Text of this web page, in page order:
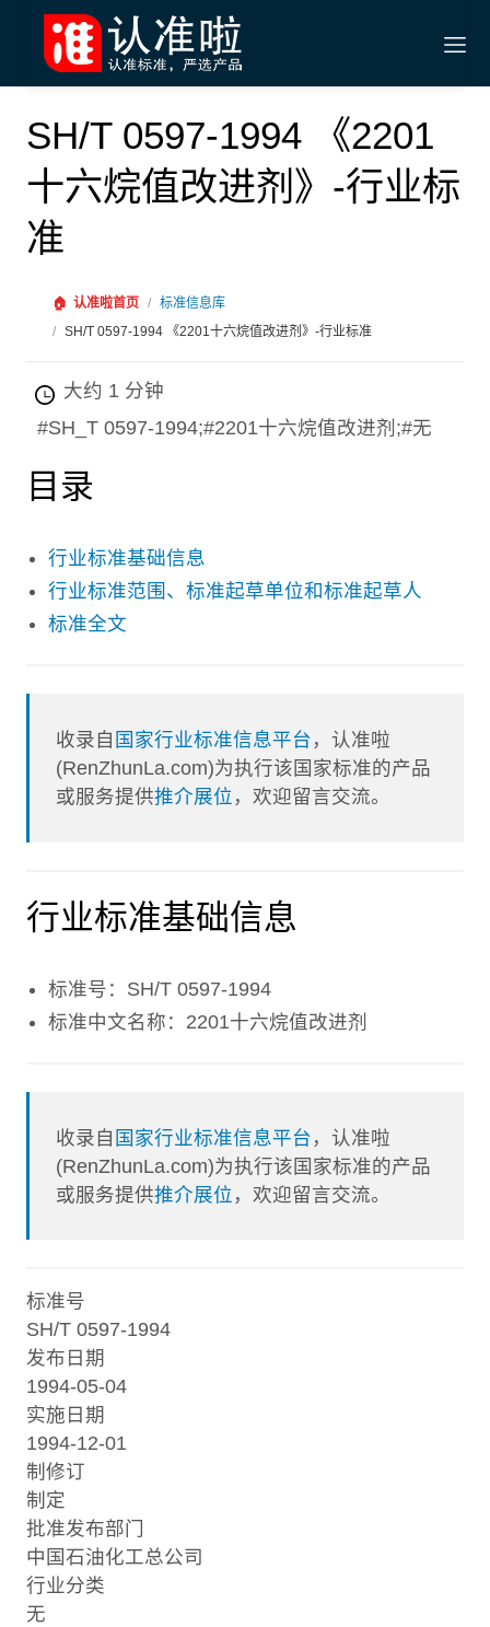
SH/T 0597-1994 《2201
十六烷值改进剂》-行业标
准
🏠 认准啦首页 / 标准信息库
/ SH/T 0597-1994 《2201十六烷值改进剂》-行业标准
大约 1 分钟
#SH_T 0597-1994;#2201十六烷值改进剂;#无
目录
行业标准基础信息
行业标准范围、标准起草单位和标准起草人
标准全文
收录自 国家行业标准信息平台 ，认准啦
(RenZhunLa.com)为执行该国家标准的产品
或服务提供推介展位 ，欢迎留言交流。
行业标准基础信息
标准号：SH/T 0597-1994
标准中文名称：2201十六烷值改进剂
收录自 国家行业标准信息平台 ，认准啦
(RenZhunLa.com)为执行该国家标准的产品
或服务提供推介展位 ，欢迎留言交流。
标准号
SH/T 0597-1994
发布日期
1994-05-04
实施日期
1994-12-01
制修订
制定
批准发布部门
中国石油化工总公司
行业分类
无